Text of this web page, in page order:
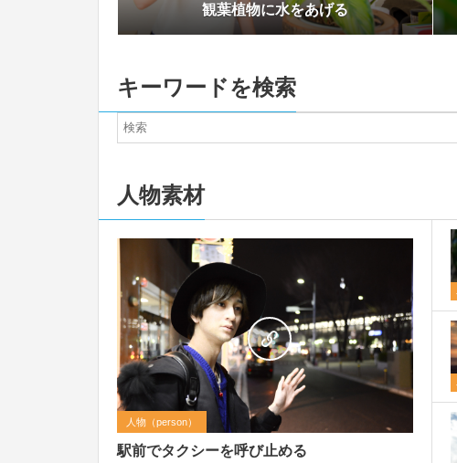
観葉植物に水をあげる
キーワードを検索
人物素材
人物（person）
駅前でタクシーを呼び止める